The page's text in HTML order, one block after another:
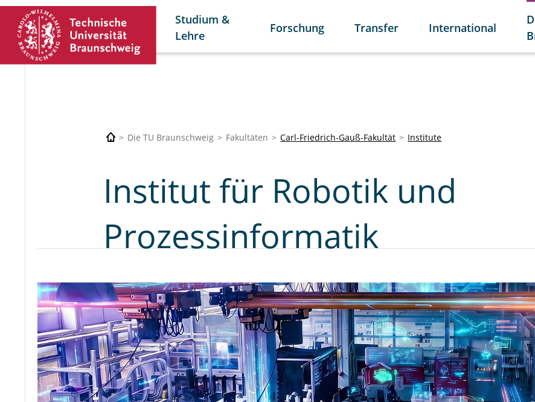
Studium &
Lehre
Forschung Transfer International
Die TU Braunschweig Fakultäten Carl-Friedrich-Gauß-Fakultät Institute
Institut für Robotik und
Prozessinformatik